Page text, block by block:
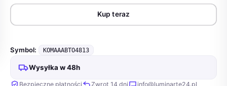
Kup teraz
Symbol: KOMAAABTO4813
Wysyłka w 48h
Bezpieczne płatności Zwrot 14 dni info@luminarte24.pl